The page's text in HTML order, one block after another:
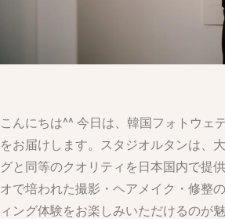
こんにちは^^ 今日は、韓国フォトウェ
をお届けします。スタジオルタンは、
グと同等のクオリティを日本国内で提
オで培われた撮影・ヘアメイク・修整
ィング体験をお楽しみいただけるのが魅